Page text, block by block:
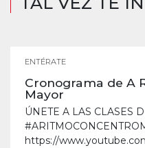
ENTÉRATE
Cronograma de A
Mayor
ÚNETE A LAS CLASES
https://